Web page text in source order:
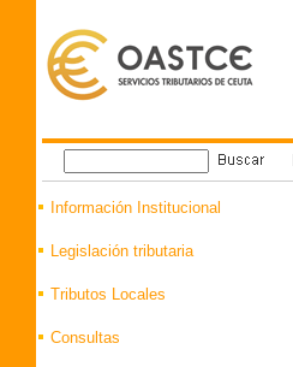
Información Institucional
Legislación tributaria
Tributos Locales
Consultas